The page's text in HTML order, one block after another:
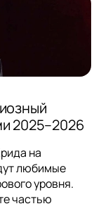
2025–2026
на
любимые
уровня.
частью